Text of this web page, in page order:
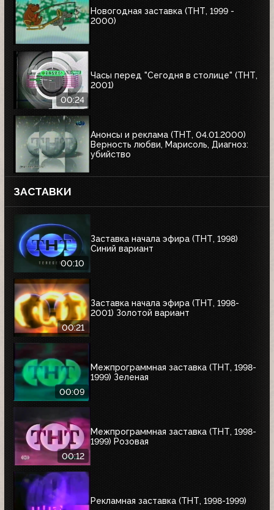
Новогодная заставка (ТНТ, 1999 -
2000)
00:24
Часы перед "Сегодня в столице" (ТНТ,
2001)
Анонсы и реклама (ТНТ, 04.01.2000)
Верность любви, Марисоль, Диагноз:
убийство
ЗАСТАВКИ
00:10
Заставка начала эфира (ТНТ, 1998)
Синий вариант
00:21
Заставка начала эфира (ТНТ, 1998-
2001) Золотой вариант
00:09
Межпрограммная заставка (ТНТ, 1998-
1999) Зеленая
00:12
Межпрограммная заставка (ТНТ, 1998-
1999) Розовая
Рекламная заставка (ТНТ, 1998-1999)